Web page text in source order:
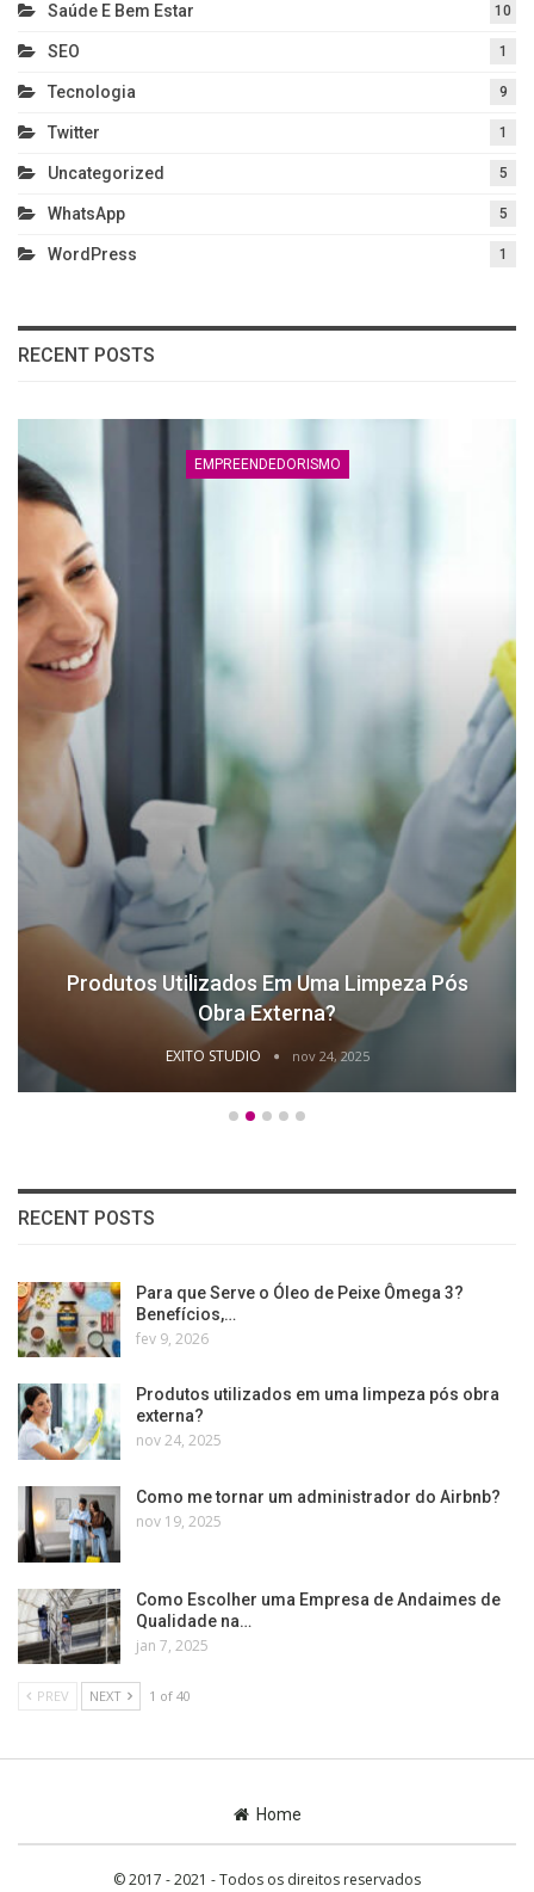
Saúde E Bem Estar 10
SEO 1
Tecnologia 9
Twitter 1
Uncategorized 5
WhatsApp 5
WordPress 1
RECENT POSTS
EMPREENDEDORISMO
Produtos Utilizados Em Uma Limpeza Pós
Obra Externa?
EXITO STUDIO nov 24, 2025
RECENT POSTS
Para que Serve o Óleo de Peixe Ômega 3?
Benefícios,…
fev 9, 2026
Produtos utilizados em uma limpeza pós obra
externa?
nov 24, 2025
Como me tornar um administrador do Airbnb?
nov 19, 2025
Como Escolher uma Empresa de Andaimes de
Qualidade na…
jan 7, 2025
PREV NEXT 1 of 40
Home
© 2017 - 2021 - Todos os direitos reservados